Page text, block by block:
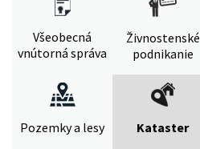
Všeobecná
vnútorná správa
Živnostenské
podnikanie
Pozemky a lesy Kataster